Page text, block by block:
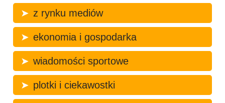
z rynku mediów
ekonomia i gospodarka
wiadomości sportowe
plotki i ciekawostki